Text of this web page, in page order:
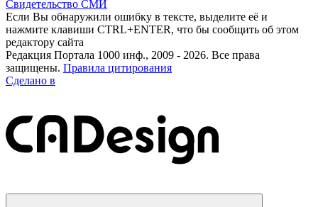
Свидетельство СМИ
Если Вы обнаружили ошибку в тексте, выделите её и
нажмите клавиши CTRL+ENTER, что бы сообщить об этом
редактору сайта
Редакция Портала 1000 инф., 2009 - 2026. Все права
защищены. Правила цитирования
Сделано в